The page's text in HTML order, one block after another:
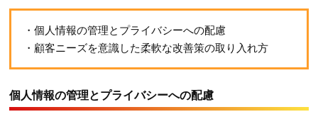
・個人情報の管理とプライバシーへの配慮
・顧客ニーズを意識した柔軟な改善策の取り入れ方
個人情報の管理とプライバシーへの配慮